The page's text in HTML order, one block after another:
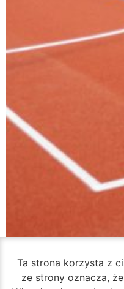
VI Liceum
boisko
Ta strona korzysta z
ze strony oznacza,